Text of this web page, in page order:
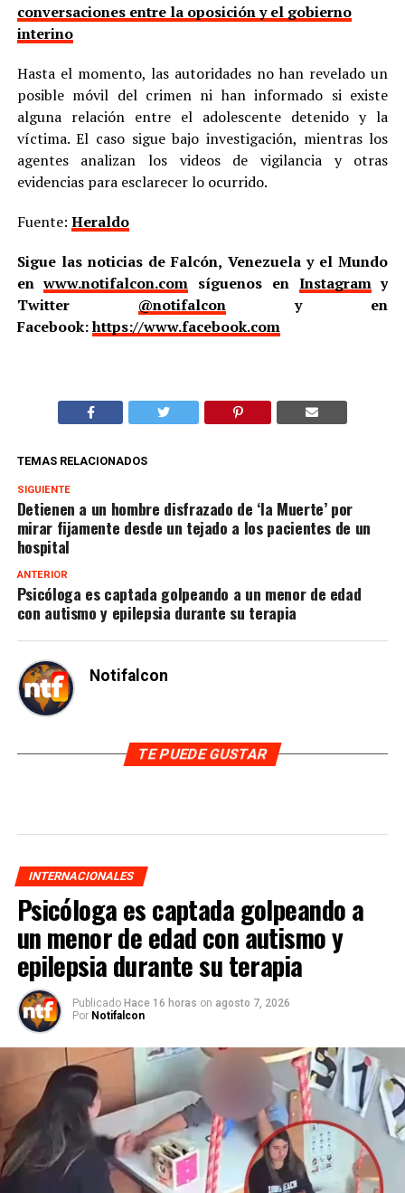
conversaciones entre la oposición y el gobierno
interino
Hasta el momento, las autoridades no han revelado un
posible móvil del crimen ni han informado si existe
alguna relación entre el adolescente detenido y la
víctima. El caso sigue bajo investigación, mientras los
agentes analizan los videos de vigilancia y otras
evidencias para esclarecer lo ocurrido.
Fuente: Heraldo
Sigue las noticias de Falcón, Venezuela y el Mundo
enwww.notifalcon.com síguenos en Instagramy
Twitter @notifalcony en
Facebook:https://www.facebook.com
TEMAS RELACIONADOS
SIGUIENTE
Detienen a un hombre disfrazado de ‘la Muerte’ por
mirar fijamente desde un tejado a los pacientes de un
hospital
ANTERIOR
Psicóloga es captada golpeando a un menor de edad
con autismo y epilepsia durante su terapia
Notifalcon
TE PUEDE GUSTAR
INTERNACIONALES
Psicóloga es captada golpeando a
un menor de edad con autismo y
epilepsia durante su terapia
Publicado Hace 16 horas on agosto 7, 2026
Por Notifalcon